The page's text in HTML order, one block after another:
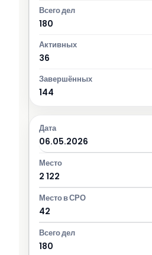
180
36
144
06.05.2026
2 122
42
180